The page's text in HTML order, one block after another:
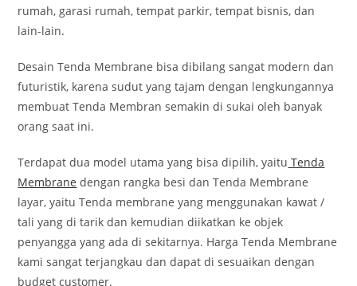
rumah, garasi rumah, tempat parkir, tempat bisnis, dan
lain-lain.
Desain Tenda Membrane bisa dibilang sangat modern dan
futuristik, karena sudut yang tajam dengan lengkungannya
membuat Tenda Membran semakin di sukai oleh banyak
orang saat ini.
Terdapat dua model utama yang bisa dipilih, yaitu Tenda
Membrane dengan rangka besi dan Tenda Membrane
layar, yaitu Tenda membrane yang menggunakan kawat /
tali yang di tarik dan kemudian diikatkan ke objek
penyangga yang ada di sekitarnya. Harga Tenda Membrane
kami sangat terjangkau dan dapat di sesuaikan dengan
budget customer.